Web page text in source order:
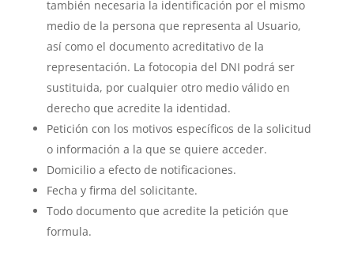
también necesaria la identificación por el mismo
medio de la persona que representa al Usuario,
así como el documento acreditativo de la
representación. La fotocopia del DNI podrá ser
sustituida, por cualquier otro medio válido en
derecho que acredite la identidad.
Petición con los motivos específicos de la solicitud
o información a la que se quiere acceder.
Domicilio a efecto de notificaciones.
Fecha y firma del solicitante.
Todo documento que acredite la petición que
formula.